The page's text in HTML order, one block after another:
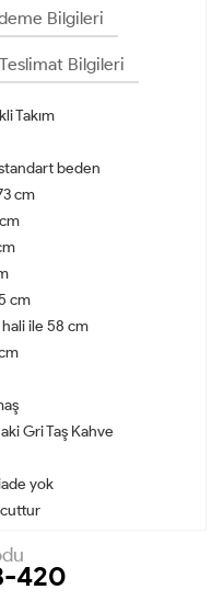
Bilgileri
Teslimat Bilgileri
Takım
beden
cm
cm
hali ile 58 cm
Gri Taş Kahve
yok
420